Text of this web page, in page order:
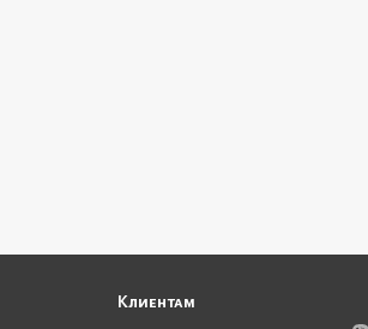
Клиентам